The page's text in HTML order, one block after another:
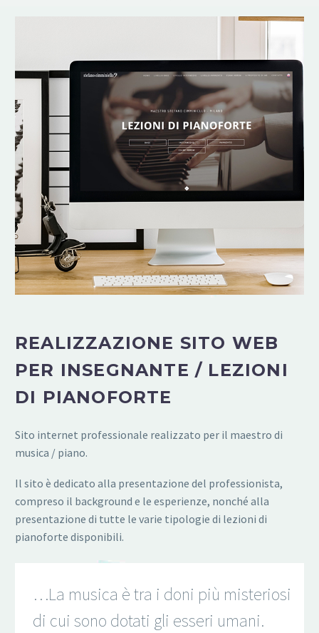
REALIZZAZIONE SITO WEB
PER INSEGNANTE / LEZIONI
DI PIANOFORTE
Sito internet professionale realizzato per il maestro di
musica / piano.
Il sito è dedicato alla presentazione del professionista,
compreso il background e le esperienze, nonché alla
presentazione di tutte le varie tipologie di lezioni di
pianoforte disponibili.
…La musica è tra i doni più misteriosi
di cui sono dotati gli esseri umani.